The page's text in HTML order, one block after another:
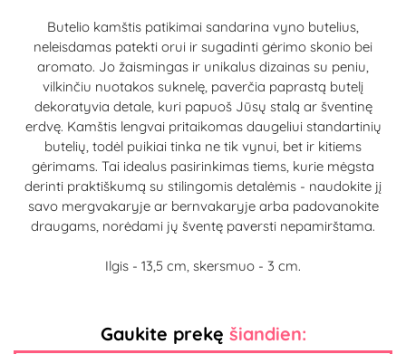
Butelio kamštis patikimai sandarina vyno butelius,
neleisdamas patekti orui ir sugadinti gėrimo skonio bei
aromato. Jo žaismingas ir unikalus dizainas su peniu,
vilkinčiu nuotakos suknelę, paverčia paprastą butelį
dekoratyvia detale, kuri papuoš Jūsų stalą ar šventinę
erdvę. Kamštis lengvai pritaikomas daugeliui standartinių
butelių, todėl puikiai tinka ne tik vynui, bet ir kitiems
gėrimams. Tai idealus pasirinkimas tiems, kurie mėgsta
derinti praktiškumą su stilingomis detalėmis - naudokite jį
savo mergvakaryje ar bernvakaryje arba padovanokite
draugams, norėdami jų šventę paversti nepamirštama.
Ilgis - 13,5 cm, skersmuo - 3 cm.
Gaukite prekę šiandien: